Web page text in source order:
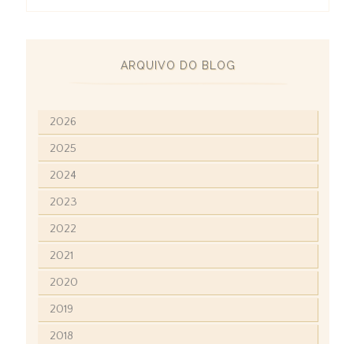
ARQUIVO DO BLOG
2026
2025
2024
2023
2022
2021
2020
2019
2018